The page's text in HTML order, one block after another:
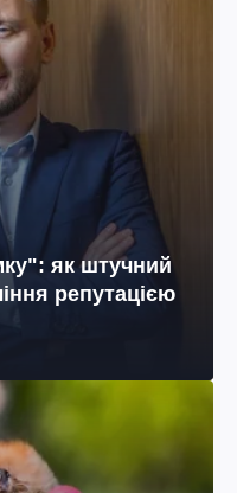
як штучний
репутацією